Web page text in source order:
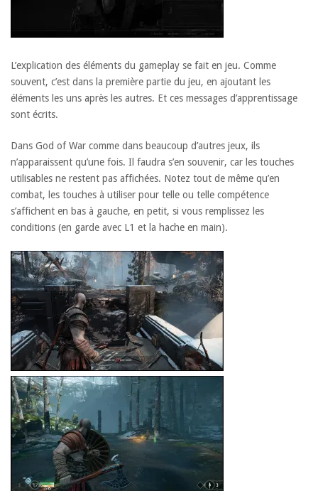
L’explication des éléments du gameplay se fait en jeu. Comme
souvent, c’est dans la première partie du jeu, en ajoutant les
éléments les uns après les autres. Et ces messages d’apprentissage
sont écrits.
Dans God of War comme dans beaucoup d’autres jeux, ils
n’apparaissent qu’une fois. Il faudra s’en souvenir, car les touches
utilisables ne restent pas affichées. Notez tout de même qu’en
combat, les touches à utiliser pour telle ou telle compétence
s’affichent en bas à gauche, en petit, si vous remplissez les
conditions (en garde avec L1 et la hache en main).